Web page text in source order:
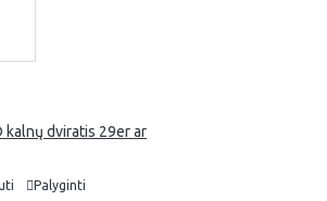
kalnų dviratis 29er ar
Palyginti